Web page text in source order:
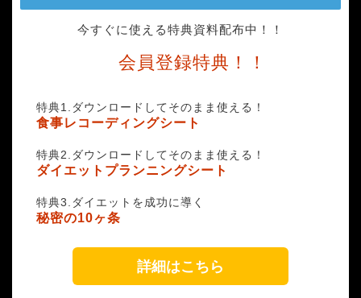
今すぐに使える特典資料配布中！！
会員登録特典！！
特典1.ダウンロードしてそのまま使える！
食事レコーディングシート
特典2.ダウンロードしてそのまま使える！
ダイエットプランニングシート
特典3.ダイエットを成功に導く
秘密の10ヶ条
詳細はこちら